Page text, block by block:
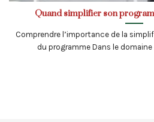
Quand simplifier son
Comprendre l’importance de la
du programme Dans le domaine